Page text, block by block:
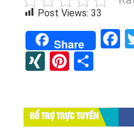
Post Views: 33
Share
XINGPinterest
HỔ TRỢ TRỰC TUYẾN